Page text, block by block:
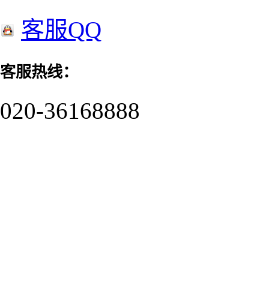
客服QQ
客服热线：
020-36168888